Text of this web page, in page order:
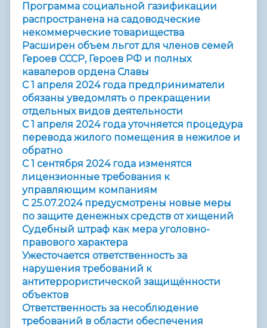
Программа социальной газификации
распространена на садоводческие
некоммерческие товарищества
Расширен объем льгот для членов семей
Героев СССР, Героев РФ и полных
кавалеров ордена Славы
С 1 апреля 2024 года предприниматели
обязаны уведомлять о прекращении
отдельных видов деятельности
С 1 апреля 2024 года уточняется процедура
перевода жилого помещения в нежилое и
обратно
С 1 сентября 2024 года изменятся
лицензионные требования к
управляющим компаниям
С 25.07.2024 предусмотрены новые меры
по защите денежных средств от хищений
Судебный штраф как мера уголовно-
правового характера
Ужесточается ответственность за
нарушения требований к
антитеррористической защищённости
объектов
Ответственность за несоблюдение
требований в области обеспечения